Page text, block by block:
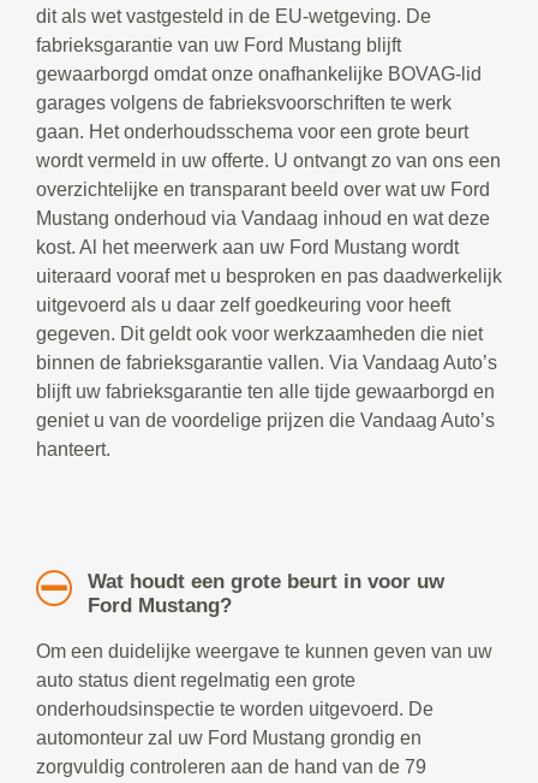
dit als wet vastgesteld in de EU-wetgeving. De
fabrieksgarantie van uw Ford Mustang blijft
gewaarborgd omdat onze onafhankelijke BOVAG-lid
garages volgens de fabrieksvoorschriften te werk
gaan. Het onderhoudsschema voor een grote beurt
wordt vermeld in uw offerte. U ontvangt zo van ons een
overzichtelijke en transparant beeld over wat uw Ford
Mustang onderhoud via Vandaag inhoud en wat deze
kost. Al het meerwerk aan uw Ford Mustang wordt
uiteraard vooraf met u besproken en pas daadwerkelijk
uitgevoerd als u daar zelf goedkeuring voor heeft
gegeven. Dit geldt ook voor werkzaamheden die niet
binnen de fabrieksgarantie vallen. Via Vandaag Auto’s
blijft uw fabrieksgarantie ten alle tijde gewaarborgd en
geniet u van de voordelige prijzen die Vandaag Auto’s
hanteert.
Wat houdt een grote beurt in voor uw
Ford Mustang?
Om een duidelijke weergave te kunnen geven van uw
auto status dient regelmatig een grote
onderhoudsinspectie te worden uitgevoerd. De
automonteur zal uw Ford Mustang grondig en
zorgvuldig controleren aan de hand van de 79